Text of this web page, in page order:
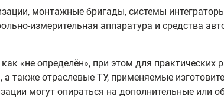
монтажные бригады, системы
аппаратура и средства
«не определён», при этом для
также отраслевые ТУ, применяемые
могут опираться на дополнительные или